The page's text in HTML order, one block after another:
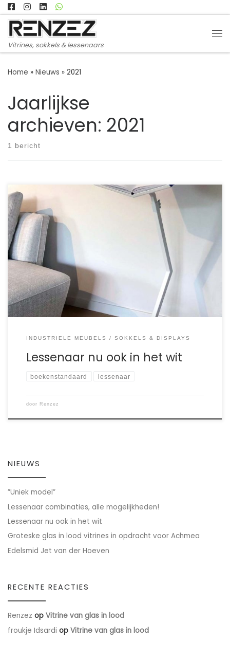
Ga naar inhoud
Vitrines, sokkels & lessenaars
Home » Nieuws » 2021
Jaarlijkse
archieven: 2021
1 bericht
“Deze willen we, maar dan in het wit”, aldus Gertie en
Maurice. Een bijzonder hartelijk koppel dat een geheel
witte lessenaar bestelde, om hun stijlvolle lichte interieur te
complimenteren. Het resultaat bleek zo treffend dat de
witte lessenaar vanaf heden in het assortiment van Renzez
is opgenomen!
INDUSTRIELE MEUBELS SOKKELS & DISPLAYS
Lessenaar nu ook in het wit
boekenstandaard lessenaar
door Renzez
NIEUWS
”Uniek model”
Lessenaar combinaties, alle mogelijkheden!
Lessenaar nu ook in het wit
Groteske glas in lood vitrines in opdracht voor Achmea
Edelsmid Jet van der Hoeven
RECENTE REACTIES
Renzez op Vitrine van glas in lood
froukje Idsardi op Vitrine van glas in lood